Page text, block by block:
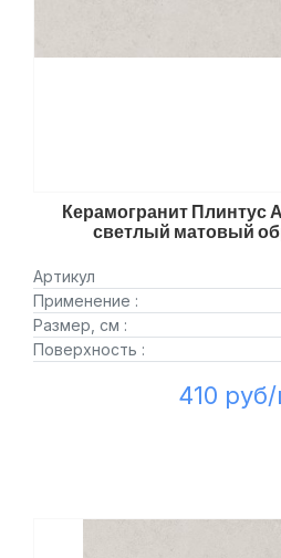
Керамогранит Плинтус
светлый матовый
Артикул
Применение :
Размер, см :
Поверхность :
410